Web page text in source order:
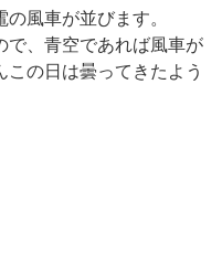
風車が並びます。
、青空であれば風車が
の日は曇ってきたよう